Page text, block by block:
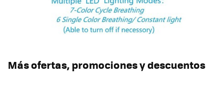
Más ofertas, promociones y descuentos